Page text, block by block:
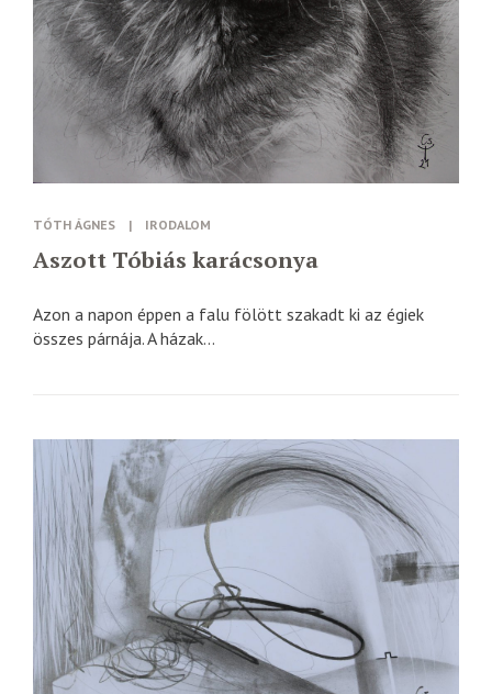
TÓTH ÁGNES | IRODALOM
Aszott Tóbiás karácsonya
Azon a napon éppen a falu fölött szakadt ki az égiek
összes párnája. A házak...